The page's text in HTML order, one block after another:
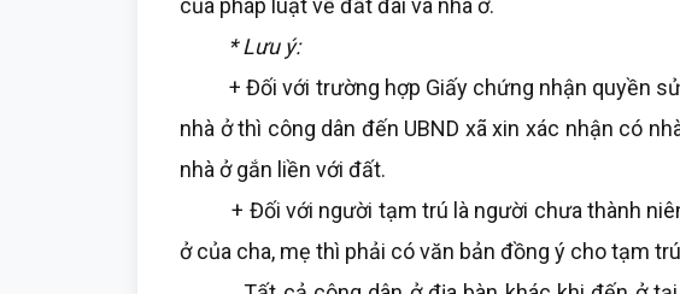
của pháp luật về đất đai và nhà ở.
* Lưu ý:
+ Đối với trường hợp Giấy chứng nhận quyền sử
nhà ở thì công dân đến UBND xã xin xác nhận có
nhà ở gắn liền với đất.
+ Đối với người tạm trú là người chưa thành
ở của cha, mẹ thì phải có văn bản đồng ý cho tạm